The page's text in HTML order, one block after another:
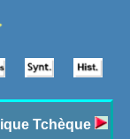
Tchèque